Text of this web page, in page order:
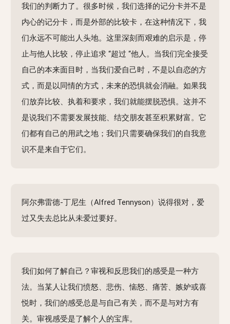
我们的判断力了。很多时候，我们选择的记分卡并不是
内心的记分卡，而是外部的比较卡，在这种情况下，我
们永远不可能出人头地。这里深刻而艰难的启示是，停
止与他人比较，停止追求 “超过 “他人。当我们完全接受
自己的本来面目时，当我们爱自己时，不是以自恋的方
式，而是以同情的方式，未来的恐惧就会消融。如果我
们放弃比较、执着和要求，我们就能摆脱恐惧。这并不
是说我们不需要发展技能、结交朋友甚至积累财富。它
们都有自己的用武之地；我们只需要确保我们的自我意
识不是来自于它们。
阿尔弗雷德-丁尼生（Alfred Tennyson）说得很对，爱
过又失去总比从未爱过要好。
我们如何了解自己？审视和反思我们的感受是一种方
法。当某人让我们愤怒、悲伤、恼怒、痛苦、嫉妒或喜
悦时，我们的感受总是与自己有关，而不是与对方有
关。审视感受是了解个人的宝库。